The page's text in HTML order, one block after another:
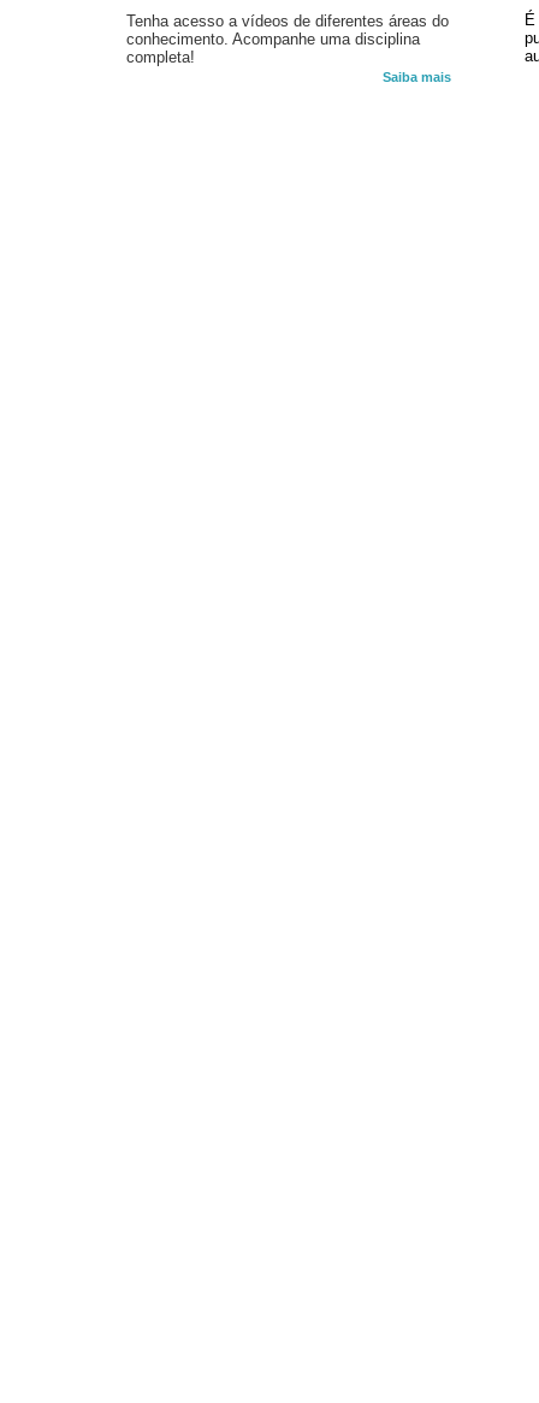
Tenha acesso a vídeos de diferentes áreas do
conhecimento. Acompanhe uma disciplina
completa!
Saiba mais